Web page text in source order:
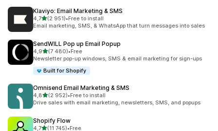
Klaviyo: Email Marketing & SMS
4,7z 5 hvězd
(2 951)
Celkový počet recenzí: 2951
•Free to install
Email marketing, SMS, & WhatsApp that turn messages into sales
SendWILL Pop up Email Popup
4,9z 5 hvězd
(7 480)
Celkový počet recenzí: 7480
•Free
Newsletter pop-up windows, SMS & email marketing for sign-ups
Built for Shopify
Omnisend Email Marketing & SMS
4,8z 5 hvězd
(2 952)
Celkový počet recenzí: 2952
•Free to install
Drive sales with email marketing, newsletters, SMS, and popups
Shopify Flow
4,7z 5 hvězd
(11 745)•Free